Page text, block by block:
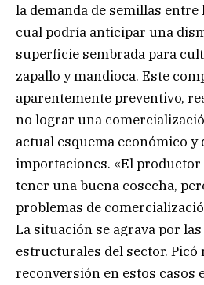
la demanda de semillas
cual podría anticipar una
superficie sembrada para
zapallo y mandioca. Este
aparentemente preventivo,
no lograr una
actual esquema económico y
importaciones. «El productor
tener una buena cosecha,
problemas de
La situación se agrava por
estructurales del sector. Picó
reconversión en estos casos